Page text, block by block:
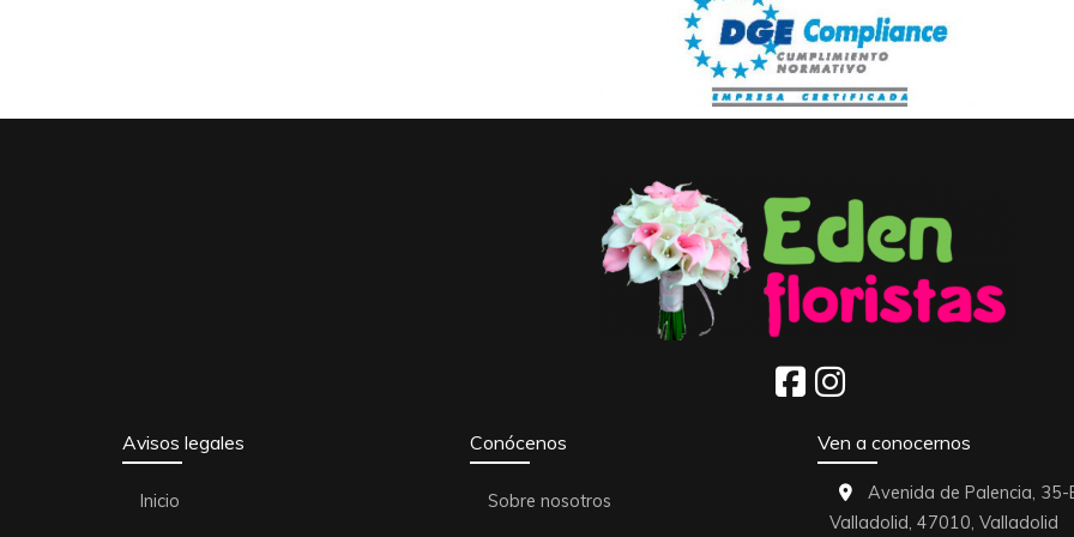
Avisos legales
Inicio
Conócenos
Sobre nosotros
Ven a conocernos
Avenida de Palencia, 35-
Valladolid, 47010, Valladolid